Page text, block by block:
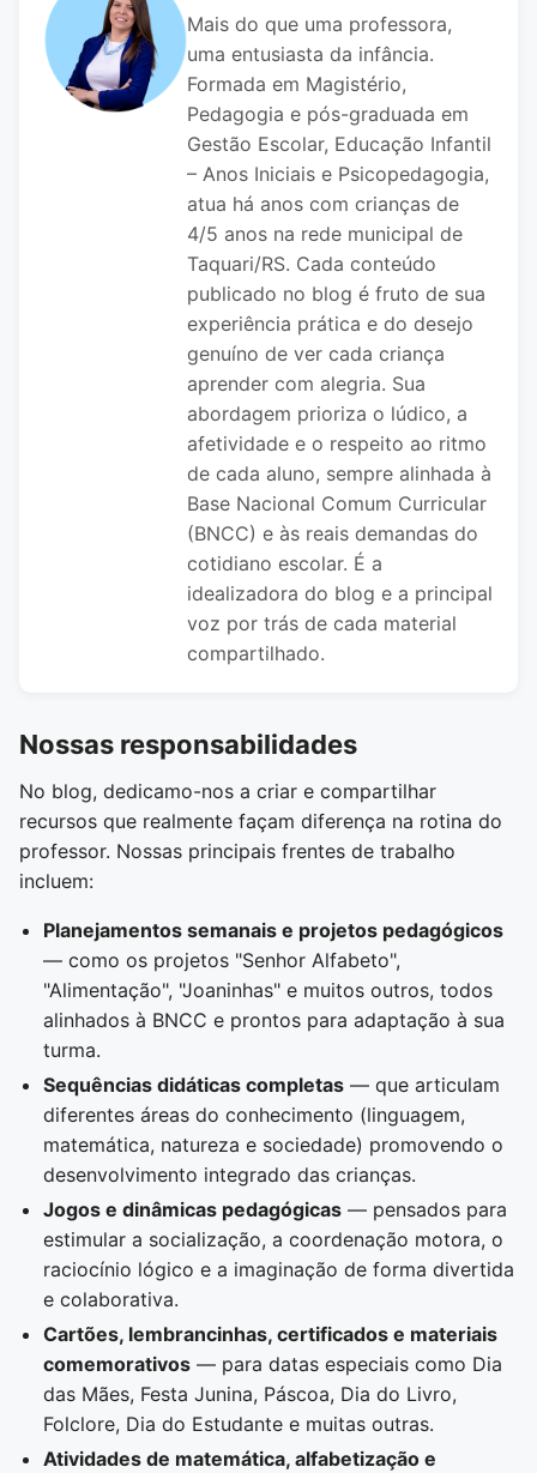
Mais do que uma professora,
uma entusiasta da infância.
Formada em Magistério,
Pedagogia e pós-graduada em
Gestão Escolar, Educação Infantil
– Anos Iniciais e Psicopedagogia,
atua há anos com crianças de
4/5 anos na rede municipal de
Taquari/RS. Cada conteúdo
publicado no blog é fruto de sua
experiência prática e do desejo
genuíno de ver cada criança
aprender com alegria. Sua
abordagem prioriza o lúdico, a
afetividade e o respeito ao ritmo
de cada aluno, sempre alinhada à
Base Nacional Comum Curricular
(BNCC) e às reais demandas do
cotidiano escolar. É a
idealizadora do blog e a principal
voz por trás de cada material
compartilhado.
Nossas responsabilidades
No blog, dedicamo-nos a criar e compartilhar
recursos que realmente façam diferença na rotina do
professor. Nossas principais frentes de trabalho
incluem:
Planejamentos semanais e projetos pedagógicos
— como os projetos "Senhor Alfabeto",
"Alimentação", "Joaninhas" e muitos outros, todos
alinhados à BNCC e prontos para adaptação à sua
turma.
Sequências didáticas completas — que articulam
diferentes áreas do conhecimento (linguagem,
matemática, natureza e sociedade) promovendo o
desenvolvimento integrado das crianças.
Jogos e dinâmicas pedagógicas — pensados para
estimular a socialização, a coordenação motora, o
raciocínio lógico e a imaginação de forma divertida
e colaborativa.
Cartões, lembrancinhas, certificados e materiais
comemorativos — para datas especiais como Dia
das Mães, Festa Junina, Páscoa, Dia do Livro,
Folclore, Dia do Estudante e muitas outras.
Atividades de matemática, alfabetização e